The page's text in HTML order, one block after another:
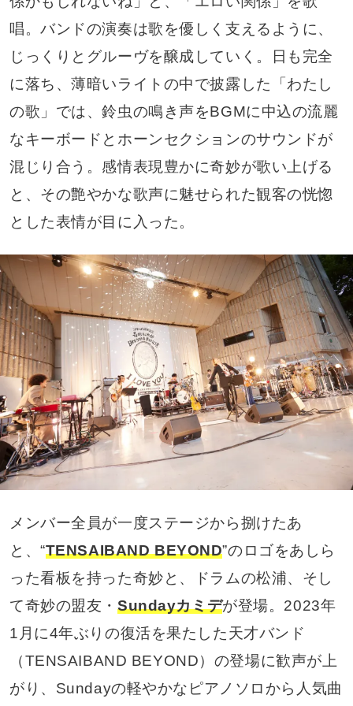
唱。バンドの演奏は歌を優しく支えるように、
じっくりとグルーヴを醸成していく。日も完全
に落ち、薄暗いライトの中で披露した「わたし
の歌」では、鈴虫の鳴き声をBGMに中込の流麗
なキーボードとホーンセクションのサウンドが
混じり合う。感情表現豊かに奇妙が歌い上げる
と、その艶やかな歌声に魅せられた観客の恍惚
とした表情が目に入った。
メンバー全員が一度ステージから捌けたあ
と、“TENSAIBAND BEYOND”のロゴをあしら
った看板を持った奇妙と、ドラムの松浦、そし
て奇妙の盟友・ Sundayカミデが登場。2023年
1月に4年ぶりの復活を果たした天才バンド
（TENSAIBAND BEYOND）の登場に歓声が上
がり、Sundayの軽やかなピアノソロから人気曲